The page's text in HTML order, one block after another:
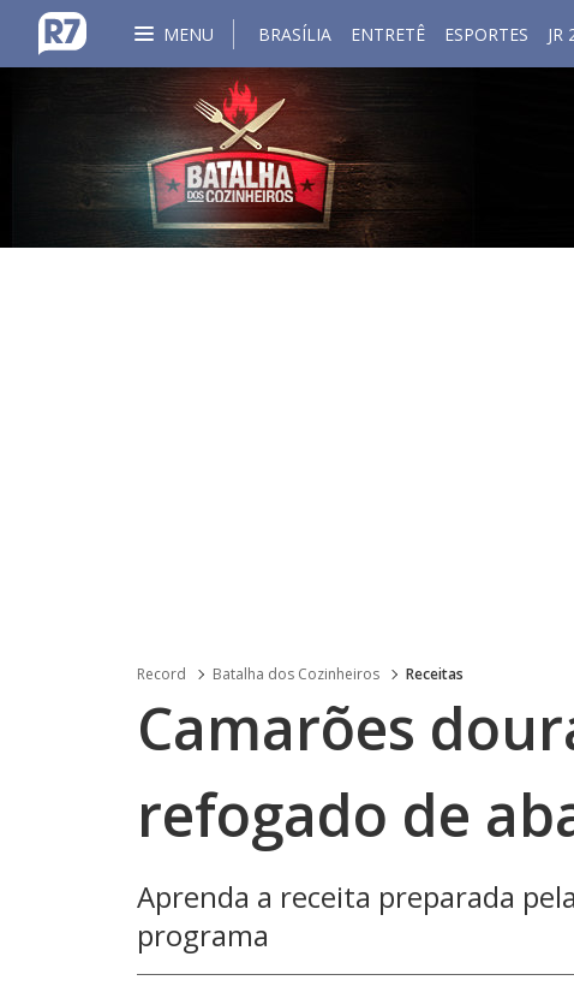
MENU BRASÍLIA ENTRETÊ ESPORTES JR
Record Batalha dos Cozinheiros Receitas
Camarões
refogado de
Aprenda a receita preparada
programa